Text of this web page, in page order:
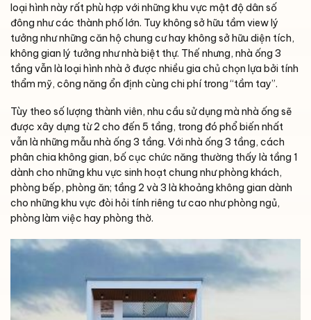
loại hình này rất phù hợp với những khu vực mật độ dân số
đông như các thành phố lớn. Tuy không sở hữu tầm view lý
tưởng như những căn hộ chung cư hay không sở hữu diện tích,
không gian lý tưởng như nhà biệt thự. Thế nhưng, nhà ống 3
tầng vẫn là loại hình nhà ở được nhiều gia chủ chọn lựa bởi tính
thẩm mỹ, công năng ổn định cùng chi phí trong “tầm tay”.
Tùy theo số lượng thành viên, nhu cầu sử dụng mà nhà ống sẽ
được xây dựng từ 2 cho đến 5 tầng, trong đó phổ biến nhất
vẫn là những mẫu nhà ống 3 tầng. Với nhà ống 3 tầng, cách
phân chia không gian, bố cục chức năng thường thấy là tầng 1
dành cho những khu vực sinh hoạt chung như phòng khách,
phòng bếp, phòng ăn; tầng 2 và 3 là khoảng không gian dành
cho những khu vực đòi hỏi tính riêng tư cao như phòng ngủ,
phòng làm việc hay phòng thờ.